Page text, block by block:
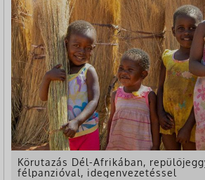
Körutazás Dél-Afrikában,
félpanzióval, idegenvezetéssel